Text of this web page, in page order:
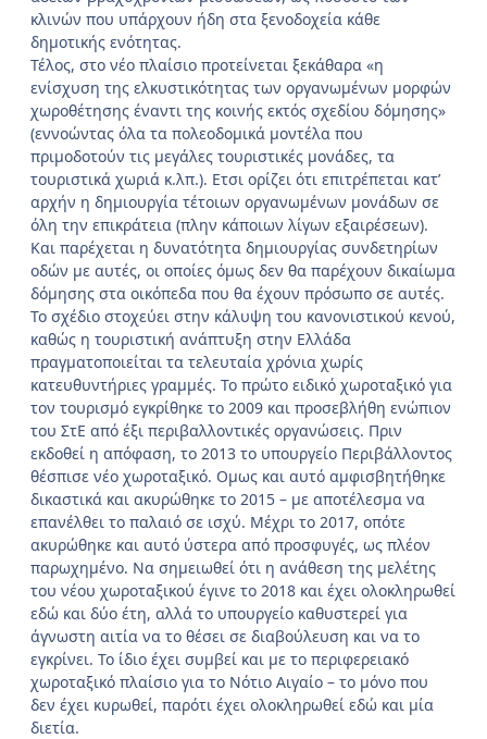
κλινών που υπάρχουν ήδη στα ξενοδοχεία κάθε
δημοτικής ενότητας.
Τέλος, στο νέο πλαίσιο προτείνεται ξεκάθαρα «η
ενίσχυση της ελκυστικότητας των οργανωμένων μορφών
χωροθέτησης έναντι της κοινής εκτός σχεδίου δόμησης»
(εννοώντας όλα τα πολεοδομικά μοντέλα που
πριμοδοτούν τις μεγάλες τουριστικές μονάδες, τα
τουριστικά χωριά κ.λπ.). Ετσι ορίζει ότι επιτρέπεται κατ’
αρχήν η δημιουργία τέτοιων οργανωμένων μονάδων σε
όλη την επικράτεια (πλην κάποιων λίγων εξαιρέσεων).
Και παρέχεται η δυνατότητα δημιουργίας συνδετηρίων
οδών με αυτές, οι οποίες όμως δεν θα παρέχουν δικαίωμα
δόμησης στα οικόπεδα που θα έχουν πρόσωπο σε αυτές.
Το σχέδιο στοχεύει στην κάλυψη του κανονιστικού κενού,
καθώς η τουριστική ανάπτυξη στην Ελλάδα
πραγματοποιείται τα τελευταία χρόνια χωρίς
κατευθυντήριες γραμμές. Το πρώτο ειδικό χωροταξικό για
τον τουρισμό εγκρίθηκε το 2009 και προσεβλήθη ενώπιον
του ΣτΕ από έξι περιβαλλοντικές οργανώσεις. Πριν
εκδοθεί η απόφαση, το 2013 το υπουργείο Περιβάλλοντος
θέσπισε νέο χωροταξικό. Ομως και αυτό αμφισβητήθηκε
δικαστικά και ακυρώθηκε το 2015 – με αποτέλεσμα να
επανέλθει το παλαιό σε ισχύ. Μέχρι το 2017, οπότε
ακυρώθηκε και αυτό ύστερα από προσφυγές, ως πλέον
παρωχημένο. Να σημειωθεί ότι η ανάθεση της μελέτης
του νέου χωροταξικού έγινε το 2018 και έχει ολοκληρωθεί
εδώ και δύο έτη, αλλά το υπουργείο καθυστερεί για
άγνωστη αιτία να το θέσει σε διαβούλευση και να το
εγκρίνει. Το ίδιο έχει συμβεί και με το περιφερειακό
χωροταξικό πλαίσιο για το Νότιο Αιγαίο – το μόνο που
δεν έχει κυρωθεί, παρότι έχει ολοκληρωθεί εδώ και μία
διετία.